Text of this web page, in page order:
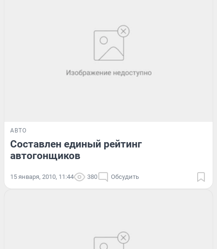
АВТО
Составлен единый рейтинг
автогонщиков
15 января, 2010, 11:44 380 Обсудить